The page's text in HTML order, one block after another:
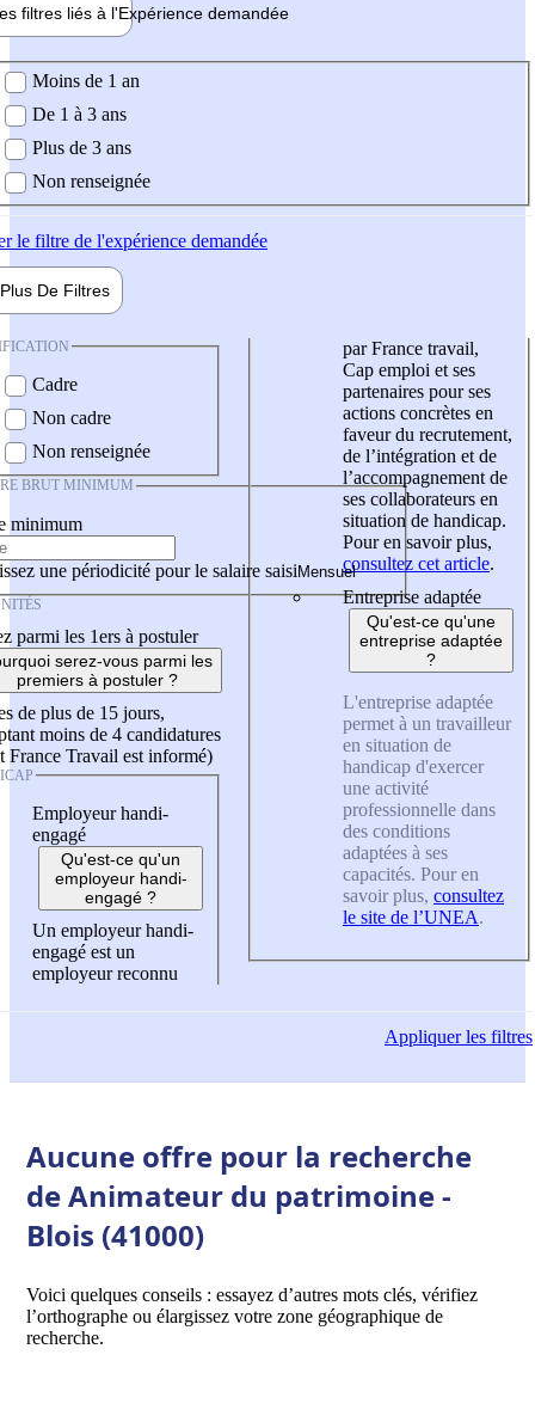
filtres liés à l'Expérience demandée
demandée
Moins de 1 an
De 1 à 3 ans
Plus de 3 ans
Non renseignée
le filtre de l'expérience demandée
Plus De Filtres
Cadre
Non cadre
Non renseignée
BRUT MINIMUM
minimum
une périodicité pour le salaire saisi
parmi les 1ers à postuler
serez-vous parmi les
premiers à postuler ?
de plus de 15 jours,
moins de 4 candidatures
France Travail est informé)
Employeur handi-
engagé
Qu'est-ce qu'un
employeur handi-
engagé ?
Un employeur handi-
engagé est un
employeur reconnu
par France travail,
Cap emploi et ses
partenaires pour ses
actions concrètes en
faveur du recrutement,
de l’intégration et de
l’accompagnement de
ses collaborateurs en
situation de handicap.
Pour en savoir plus,
consultez cet article.
Entreprise adaptée
Qu'est-ce qu'une
entreprise adaptée
?
L'entreprise adaptée
permet à un travailleur
en situation de
handicap d'exercer
une activité
professionnelle dans
des conditions
adaptées à ses
capacités. Pour en
savoir plus, consultez
le site de l’UNEA.
Appliquerles filtres
Aucune offre pour la recherche
de Animateur du patrimoine -
Blois (41000)
Voici quelques conseils : essayez d’autres mots clés, vérifiez
l’orthographe ou élargissez votre zone géographique de
recherche.